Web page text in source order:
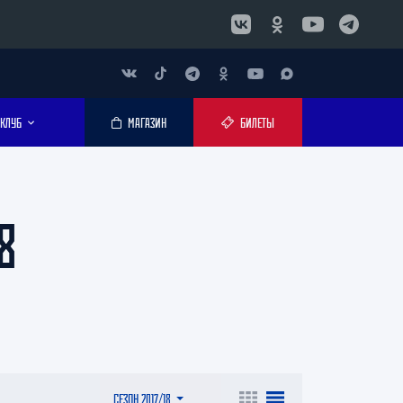
КЛУБ МАГАЗИН БИЛЕТЫ
СЕЗОН 2017/18